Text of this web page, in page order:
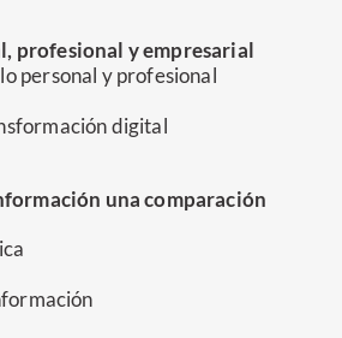
profesional y empresarial
personal y profesional
digital
una comparación